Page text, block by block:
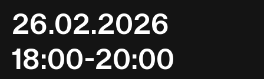
26.02.2026
18:00-20:00